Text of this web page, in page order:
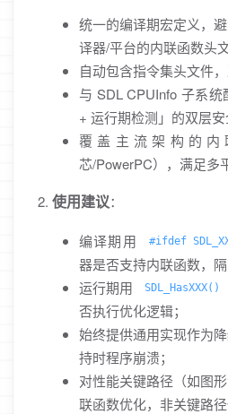
统一的编译期宏定义，
译器/平台的内联函数头
自动包含指令集头文件
与 SDL CPUInfo 子系
+ 运行期检测」的双层安
覆盖主流架构的内
芯/PowerPC），满足多
使用建议：
编译期用 #ifdef
器是否支持内联函数，隔
运行期用
SDL_HasXXX()
否执行优化逻辑；
始终提供通用实现作为
持时程序崩溃；
对性能关键路径（如图
联函数优化，非关键路径